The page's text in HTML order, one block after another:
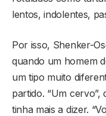
lentos, indolentes,
Por isso, Shenker-
quando um homem
um tipo muito
partido. “Um cervo”,
tinha mais a dizer.